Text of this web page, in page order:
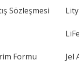
Sözleşmesi
Formu Jel